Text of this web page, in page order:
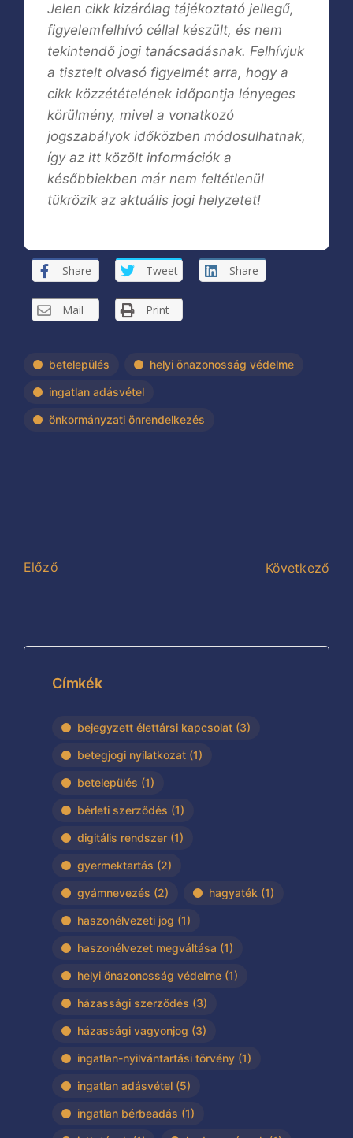
Jelen cikk kizárólag tájékoztató jellegű,
figyelemfelhívó céllal készült, és nem
tekintendő jogi tanácsadásnak. Felhívjuk
a tisztelt olvasó figyelmét arra, hogy a
cikk közzétételének időpontja lényeges
körülmény, mivel a vonatkozó
jogszabályok időközben módosulhatnak,
így az itt közölt információk a
későbbiekben már nem feltétlenül
tükrözik az aktuális jogi helyzetet!
Share Tweet Share
Mail Print
betelepülés helyi önazonosság védelme
ingatlan adásvétel
önkormányzati önrendelkezés
Előző Következő
Címkék
bejegyzett élettársi kapcsolat (3)
betegjogi nyilatkozat (1)
betelepülés (1)
bérleti szerződés (1)
digitális rendszer (1)
gyermektartás (2)
gyámnevezés (2) hagyaték (1)
haszonélvezeti jog (1)
haszonélvezet megváltása (1)
helyi önazonosság védelme (1)
házassági szerződés (3)
házassági vagyonjog (3)
ingatlan-nyilvántartási törvény (1)
ingatlan adásvétel (5)
ingatlan bérbeadás (1)